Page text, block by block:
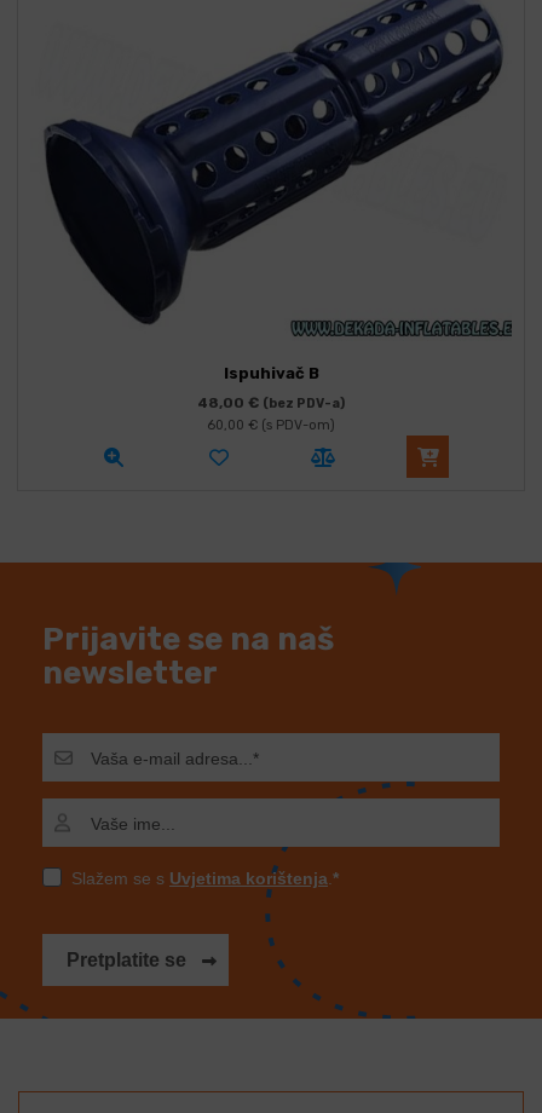
Ispuhivač B
48,00 € (bez PDV-a)
60,00 € (s PDV-om)
Prijavite se na naš
newsletter
Slažem se s Uvjetima korištenja
Pretplatite se